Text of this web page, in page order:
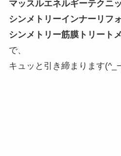
マッスルエネルギーテクニ
シンメトリーインナーリフ
シンメトリー筋膜トリート
で、
キュッと引き締まります